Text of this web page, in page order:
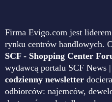
Firma Evigo.com jest
rynku centrów handlowych.
SCF - Shopping Center
wydawcą portalu SCF News
codzienny newsletter
odbiorców: najemców,